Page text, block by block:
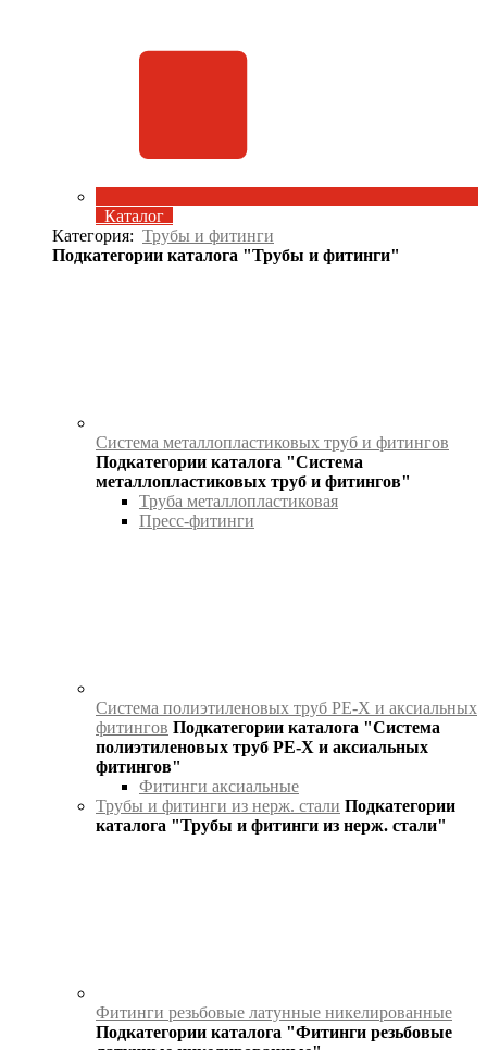
Каталог
Категория: Трубы и фитинги
Подкатегории каталога "Трубы и фитинги"
Система металлопластиковых труб и фитингов
Подкатегории каталога "Система
металлопластиковых труб и фитингов"
Труба металлопластиковая
Пресс-фитинги
Система полиэтиленовых труб PE‑X и аксиальных
фитингов Подкатегории каталога "Система
полиэтиленовых труб PE‑X и аксиальных
фитингов"
Фитинги аксиальные
Трубы и фитинги из нерж. стали Подкатегории
каталога "Трубы и фитинги из нерж. стали"
Фитинги резьбовые латунные никелированные
Подкатегории каталога "Фитинги резьбовые